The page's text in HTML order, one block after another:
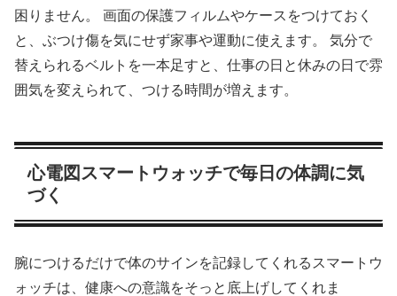
困りません。 画面の保護フィルムやケースをつけておく
と、ぶつけ傷を気にせず家事や運動に使えます。 気分で
替えられるベルトを一本足すと、仕事の日と休みの日で雰
囲気を変えられて、つける時間が増えます。
心電図スマートウォッチで毎日の体調に気
づく
腕につけるだけで体のサインを記録してくれるスマートウ
ォッチは、健康への意識をそっと底上げしてくれま